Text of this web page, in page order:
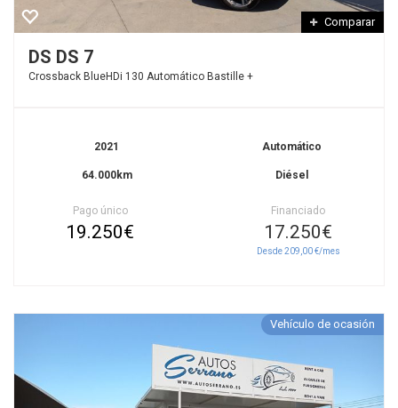
Comparar
DS DS 7
Crossback BlueHDi 130 Automático Bastille +
2021
64.000km
Automático
Diésel
Pago único
19.250€
Financiado
17.250€
Desde 209,00 €/mes
Vehículo de ocasión